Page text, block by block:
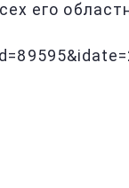
его